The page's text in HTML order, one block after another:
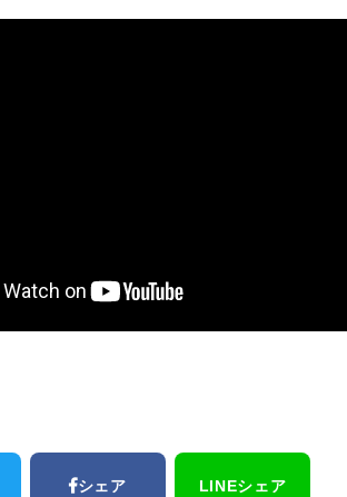
シェア LINEシェア